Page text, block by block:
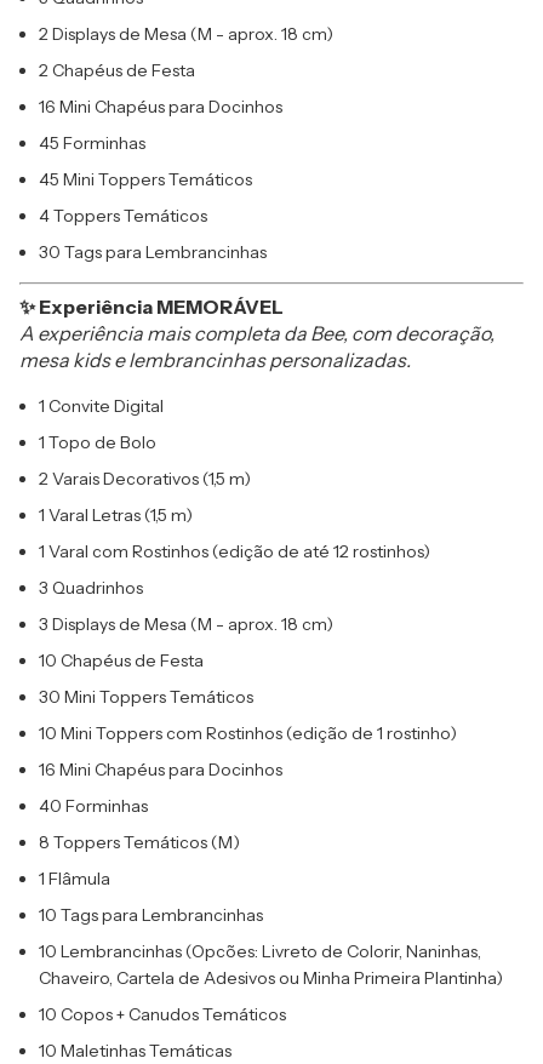
2 Displays de Mesa (M - aprox. 18 cm)
2 Chapéus de Festa
16 Mini Chapéus para Docinhos
45 Forminhas
45 Mini Toppers Temáticos
4 Toppers Temáticos
30 Tags para Lembrancinhas
✨ Experiência MEMORÁVEL
A experiência mais completa da Bee, com decoração,
mesa kids e lembrancinhas personalizadas.
1 Convite Digital
1 Topo de Bolo
2 Varais Decorativos (1,5 m)
1 Varal Letras (1,5 m)
1 Varal com Rostinhos (edição de até 12 rostinhos)
3 Quadrinhos
3 Displays de Mesa (M - aprox. 18 cm)
10 Chapéus de Festa
30 Mini Toppers Temáticos
10 Mini Toppers com Rostinhos (edição de 1 rostinho)
16 Mini Chapéus para Docinhos
40 Forminhas
8 Toppers Temáticos (M)
1 Flâmula
10 Tags para Lembrancinhas
10 Lembrancinhas (Opcões: Livreto de Colorir, Naninhas,
Chaveiro, Cartela de Adesivos ou Minha Primeira Plantinha)
10 Copos + Canudos Temáticos
10 Maletinhas Temáticas